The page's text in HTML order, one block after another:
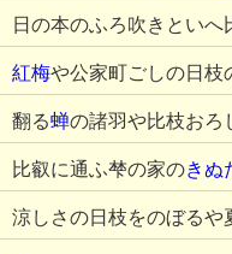
日の本のふろ吹きとい
紅梅や公家町ごしの日
翻る蝉の諸羽や比枝お
比叡に通ふ梺の家のきぬ
涼しさの日枝をのぼる